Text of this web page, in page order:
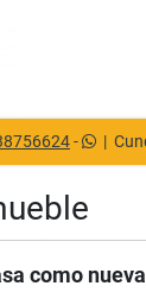
- |
como